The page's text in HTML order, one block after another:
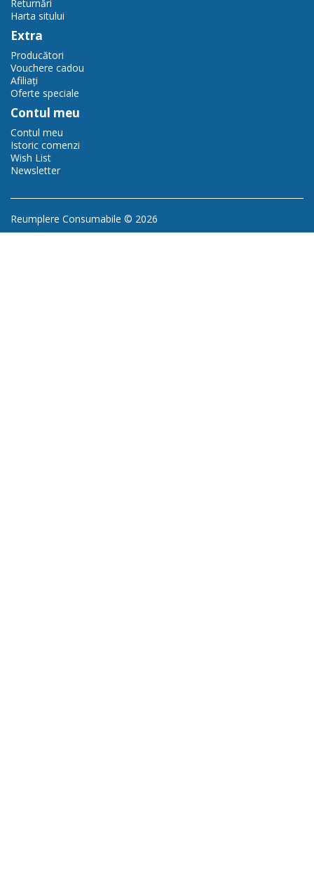
Returnări
Harta sitului
Extra
Producători
Vouchere cadou
Afiliaţi
Oferte speciale
Contul meu
Contul meu
Istoric comenzi
Wish List
Newsletter
Reumplere Consumabile © 2026